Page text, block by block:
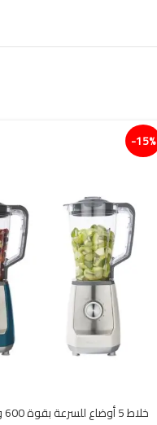
15%-
خلاط 5 أوضاع للسرعة بقوة 600 واط